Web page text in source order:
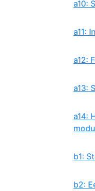
a10:
a11:
a12:
a13:
a14:
b1:
b2: